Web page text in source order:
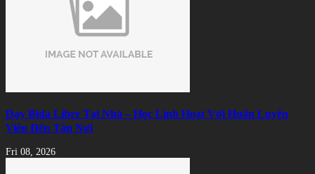
Dạy Bida Libre Tại Nhà – Học Linh Hoạt Với Huấn Luyện
Viên Đến Tận Nơi
Fri 08, 2026